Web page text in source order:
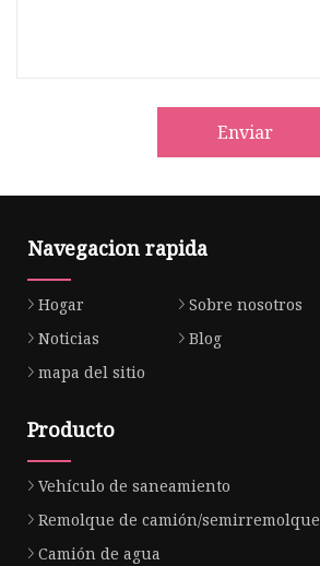
Enviar
Navegacion rapida
Hogar Sobre nosotros
Noticias
Blog
mapa del sitio
Producto
Vehículo de saneamiento
Remolque de camión/semirremolque
Camión de agua